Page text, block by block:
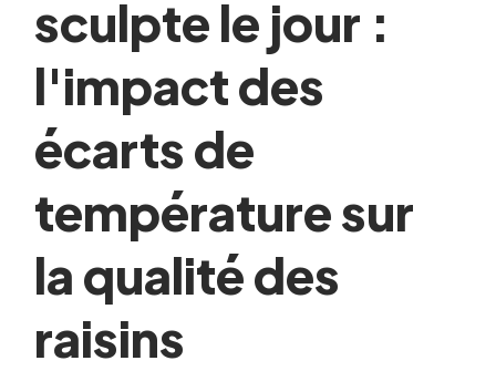
sculpte le jour :
l'impact des
écarts de
température sur
la qualité des
raisins